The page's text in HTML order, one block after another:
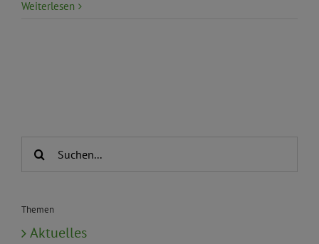
Weiterlesen
Suche
Themen
Aktuelles